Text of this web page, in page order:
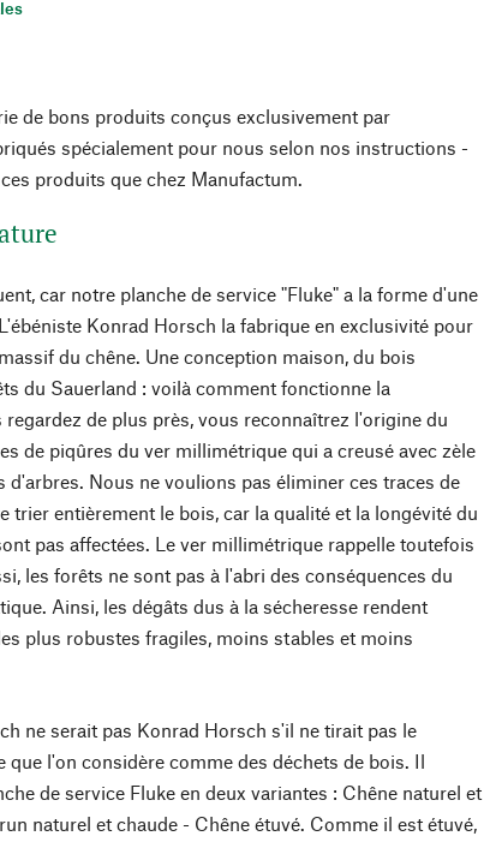
de bons produits conçus exclusivement par
spécialement pour nous selon nos instructions -
produits que chez Manufactum.
car notre planche de service "Fluke" a la forme d'une
Konrad Horsch la fabrique en exclusivité pour
du chêne. Une conception maison, du bois
du Sauerland : voilà comment fonctionne la
de plus près, vous reconnaîtrez l'origine du
de piqûres du ver millimétrique qui a creusé avec zèle
d'arbres. Nous ne voulions pas éliminer ces traces de
trier entièrement le bois, car la qualité et la longévité du
pas affectées. Le ver millimétrique rappelle toutefois
les forêts ne sont pas à l'abri des conséquences du
Ainsi, les dégâts dus à la sécheresse rendent
plus robustes fragiles, moins stables et moins
ne serait pas Konrad Horsch s'il ne tirait pas le
que l'on considère comme des déchets de bois. Il
de service Fluke en deux variantes : Chêne naturel et
naturel et chaude - Chêne étuvé. Comme il est étuvé,